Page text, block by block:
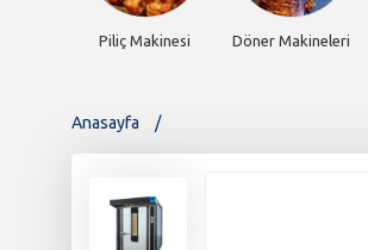
Piliç Makinesi Döner Makineleri
Anasayfa